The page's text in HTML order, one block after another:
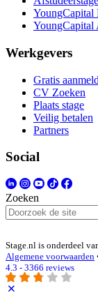
YoungCapital
Werkgevers
Gratis
CV Zoeken
Plaats stage
Veilig betalen
Partners
Social
Zoeken
Stage.nl is onderdeel
Algemene voorwaarden
4.3 - 3366 reviews